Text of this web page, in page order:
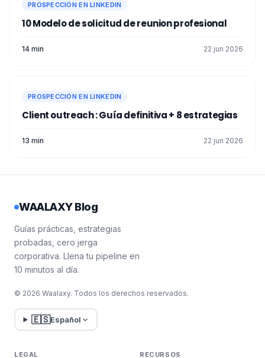
PROSPECCIÓN EN LINKEDIN
10 Modelo de solicitud de reunion​ profesional
14 min 22 jun 2026
PROSPECCIÓN EN LINKEDIN
Client outreach : Guía definitiva + 8 estrategias
13 min 22 jun 2026
WAALAXY Blog
Guías prácticas, estrategias
probadas, cero jerga
corporativa. Llena tu pipeline en
10 minutos al día.
© 2026 Waalaxy. Todos los derechos reservados.
🇪🇸Español
LEGAL RECURSOS